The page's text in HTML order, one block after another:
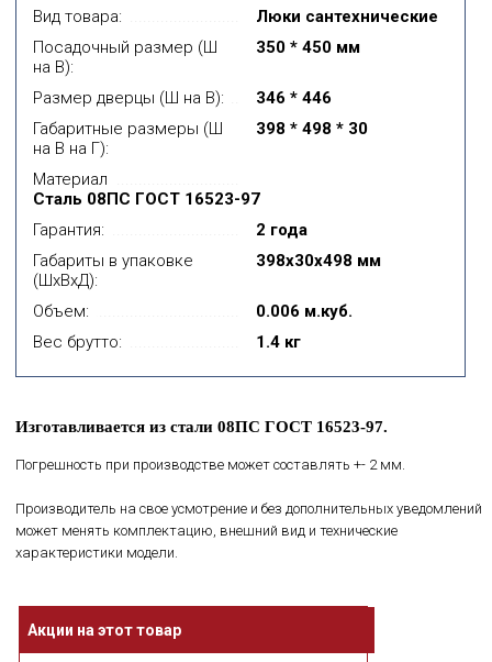
Вид товара:
Люки сантехнические
Посадочный размер (Ш
на В):
350 * 450 мм
Размер дверцы (Ш на В):
346 * 446
Габаритные размеры (Ш
на В на Г):
398 * 498 * 30
Материал
Сталь 08ПС ГОСТ 16523-97
Гарантия:
2 года
Габариты в упаковке
(ШхВхД):
398x30x498 мм
Объем:
0.006 м.куб.
Вес брутто:
1.4 кг
Изготавливается из стали 08ПС ГОСТ 16523-97.
Погрешность при производстве может составлять +- 2 мм.
Производитель на свое усмотрение и без дополнительных уведомлений
может менять комплектацию, внешний вид и технические
характеристики модели.
Акции на этот товар